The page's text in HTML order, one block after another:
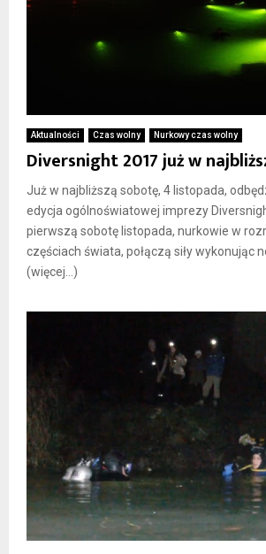
Aktualności Czas wolny Nurkowy czas wolny
Diversnight 2017 już w
Już w najbliższą sobotę, 4 listopada,
edycja ogólnoświatowej imprezy
pierwszą sobotę listopada, nurkowie w
częściach świata, połączą siły wykonując
(więcej…)